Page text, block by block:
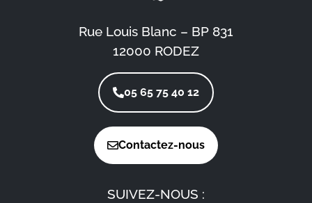
Rue Louis Blanc – BP 831
12000 RODEZ
05 65 75 40 12
Contactez-nous
SUIVEZ-NOUS :